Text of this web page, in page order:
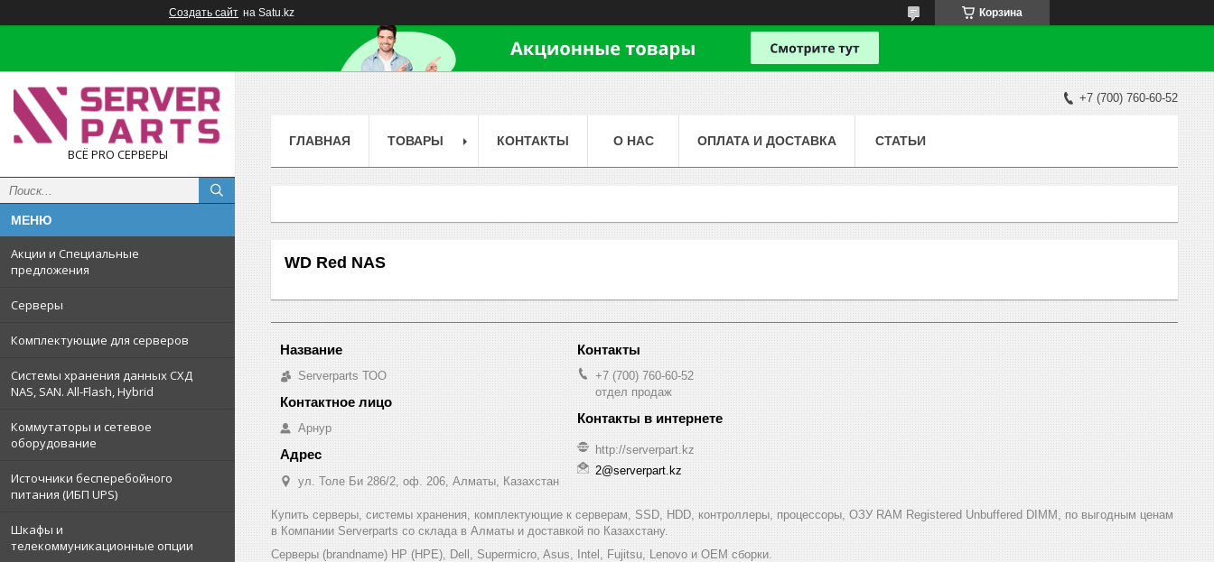
Создать сайт на Satu.kz Корзина
ВСЁ PRO СЕРВЕРЫ
Акции и Специальные
предложения
Серверы
Комплектующие для серверов
Системы хранения данных СХД
NAS, SAN. All-Flash, Hybrid
Коммутаторы и сетевое
оборудование
Источники бесперебойного
питания (ИБП UPS)
Шкафы и
телекоммуникационные опции
+7 (700) 760-60-52
ГЛАВНАЯ ТОВАРЫ КОНТАКТЫ О НАС ОПЛАТА И ДОСТАВКА СТАТЬИ
WD Red NAS
Serverparts ТОО
Арнур
ул. Толе Би 286/2, оф. 206, Алматы, Казахстан
+7 (700) 760-60-52
отдел продаж
http://serverpart.kz
2@serverpart.kz
Купить серверы, системы хранения, комплектующие к серверам, SSD, HDD, контроллеры, процессоры, ОЗУ RAM Registered Unbuffered DIMM, по выгодным ценам
в Компании Serverparts со склада в Алматы и доставкой по Казахстану.
Серверы (brandname) HP (HPE), Dell, Supermicro, Asus, Intel, Fujitsu, Lenovo и ОЕМ сборки.